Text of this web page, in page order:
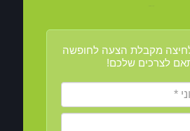
מקבלת הצעה לחופשה
לצרכים שלכם!